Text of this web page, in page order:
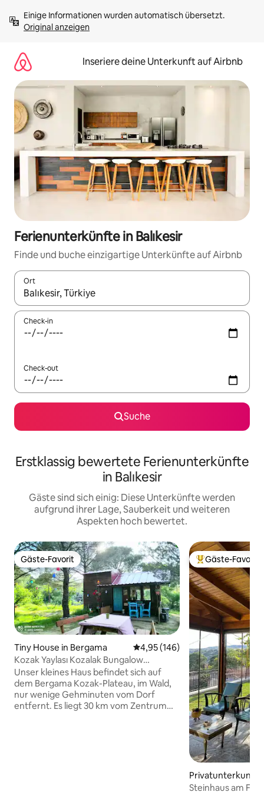
Inhalten
springenOriginal anzeigen
Inseriere deine Unterkunft auf Airbnb
Ferienunterkünfte in Balıkesir
Finde und buche einzigartige Unterkünfte auf Airbnb
Ort
Wenn Ergebnisse verfügbar sind, navigiere mit den
Check-in
Check-out
Suche
Erstklassig bewertete Ferienunterkünfte
in Balıkesir
Gäste sind sich einig: Diese Unterkünfte werden
aufgrund ihrer Lage, Sauberkeit und weiteren
Aspekten hoch bewertet.
Gäste-Favorit
Gäste-Favorit
Tiny House in Bergama Durchschnittliche Bewertung:
4,95 (146)
Kozak Yaylası Kozalak Bungalow
Traumhaus
Unser kleines Haus befindet sich auf
dem Bergama Kozak-Plateau, im Wald,
nur wenige Gehminuten vom Dorf
entfernt. Es liegt 30 km vom Zentrum
Beliebter Gäste-
Gäste-Favorit
Privatunterkunft
Steinhaus am